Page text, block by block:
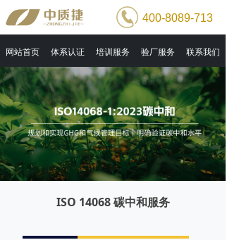
网站首页 体系认证 培训服务 验厂服务 联系我们
400-8089-713
ISO 14068 碳中和服务